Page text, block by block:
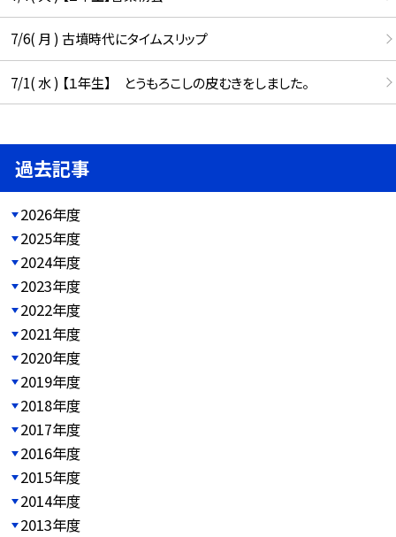
7/6( 月 ) 古墳時代にタイムスリップ
7/1( 水 ) 【１年生】 とうもろこしの皮むきをしました。
過去記事
2026年度
2025年度
2024年度
2023年度
2022年度
2021年度
2020年度
2019年度
2018年度
2017年度
2016年度
2015年度
2014年度
2013年度